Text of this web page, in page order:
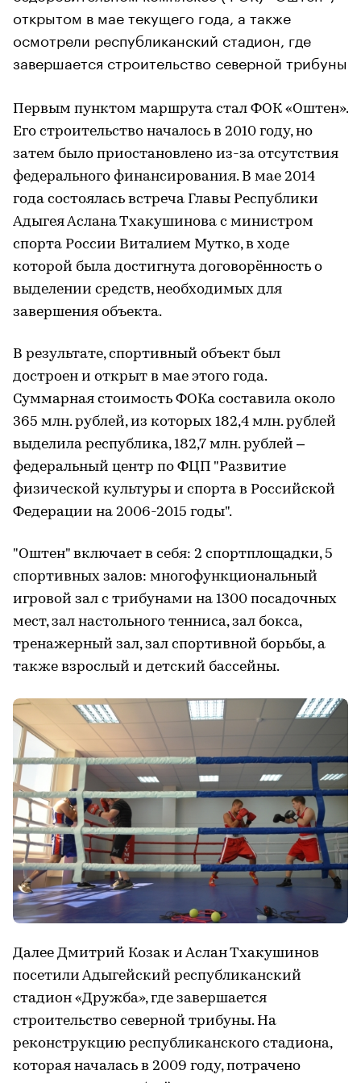
открытом в мае текущего года, а также
осмотрели республиканский стадион, где
завершается строительство северной трибуны
Первым пунктом маршрута стал ФОК «Оштен».
Его строительство началось в 2010 году, но
затем было приостановлено из-за отсутствия
федерального финансирования. В мае 2014
года состоялась встреча Главы Республики
Адыгея Аслана Тхакушинова с министром
спорта России Виталием Мутко, в ходе
которой была достигнута договорённость о
выделении средств, необходимых для
завершения объекта.
В результате, спортивный объект был
достроен и открыт в мае этого года.
Суммарная стоимость ФОКа составила около
365 млн. рублей, из которых 182,4 млн. рублей
выделила республика, 182,7 млн. рублей –
федеральный центр по ФЦП "Развитие
физической культуры и спорта в Российской
Федерации на 2006-2015 годы".
"Оштен" включает в себя: 2 спортплощадки, 5
спортивных залов: многофункциональный
игровой зал с трибунами на 1300 посадочных
мест, зал настольного тенниса, зал бокса,
тренажерный зал, зал спортивной борьбы, а
также взрослый и детский бассейны.
Далее Дмитрий Козак и Аслан Тхакушинов
посетили Адыгейский республиканский
стадион «Дружба», где завершается
строительство северной трибуны. На
реконструкцию республиканского стадиона,
которая началась в 2009 году, потрачено